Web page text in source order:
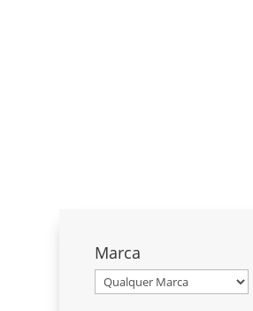
Marca